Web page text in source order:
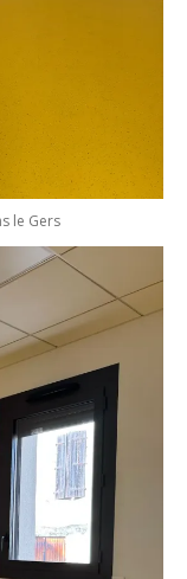
le Gers